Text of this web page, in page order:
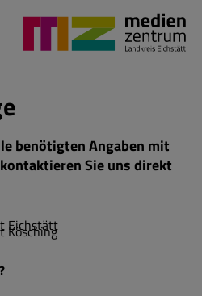
benötigten Angaben mit
Sie uns direkt
Eichstätt
Kösching